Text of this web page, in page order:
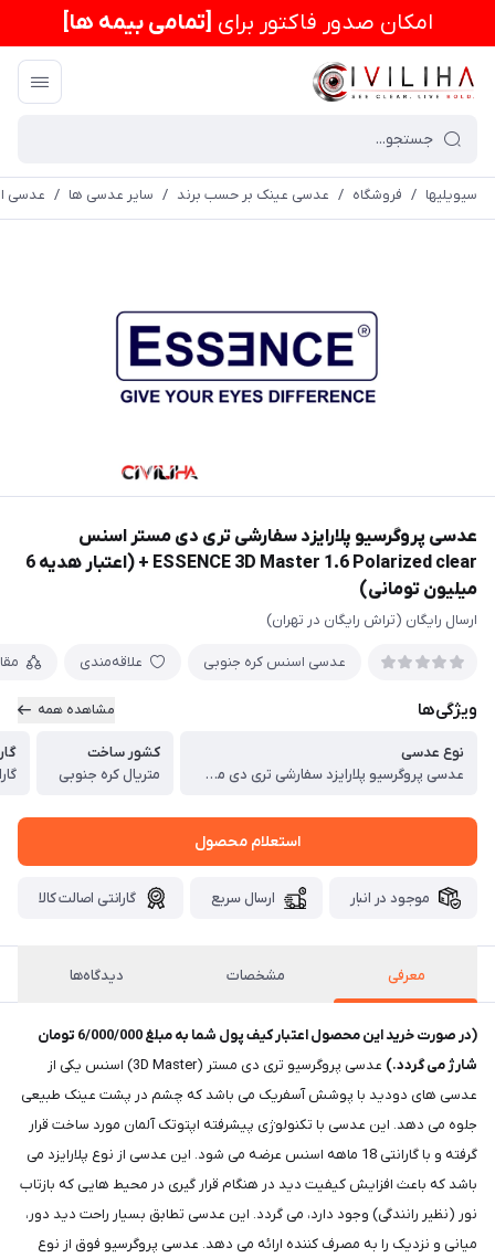
امكان صدور فاکتور برای [تمامی بیمه ها]
سیویلیها / فروشگاه / عدسی عینک بر حسب برند / سایر عدسی ها / عدسی
عدسی پروگرسیو پلارایزد سفارشی تری دی مستر اسنس
ESSENCE 3D Master 1.6 Polarized clear + (اعتبار هدیه 6
میلیون تومانی)
ارسال رایگان (تراش رایگان در تهران)
عدسی اسنس کره جنوبی علاقه‌مندی
ویژگی‌ها مشاهده همه
نوع عدسی
عدسی پروگرسیو پلارایزد سفارشی تری دی مستر اسنس ESSENCE 3D Master 1.6 Polarized clear
کشور ساخت
متریال کره جنوبی
استعلام محصول
موجود در انبار ارسال سریع گارانتی اصالت کالا
معرفی مشخصات دیدگاه‌ها
(در صورت خرید این محصول اعتبار کیف پول شما به مبلغ 6/000/000 تومان
شارژ می گردد.)
عدسی پروگرسیو تری دی مستر (3D Master) اسنس یکی از
عدسی های دودید با پوشش آسفریک می باشد که چشم در پشت عینک طبیعی
جلوه می دهد. این عدسی با تکنولوژی پیشرفته اپتوتک آلمان مورد ساخت قرار
گرفته و با گارانتی 18 ماهه اسنس عرضه می شود. این عدسی از نوع پلارایزد می
باشد که باعث افزایش کیفیت دید در هنگام قرار گیری در محیط هایی که بازتاب
نور (نظیر رانندگی) وجود دارد، می گردد. این عدسی تطابق بسیار راحت دید دور،
میانی و نزدیک را به مصرف کننده ارائه می دهد. عدسی پروگرسیو فوق از نوع